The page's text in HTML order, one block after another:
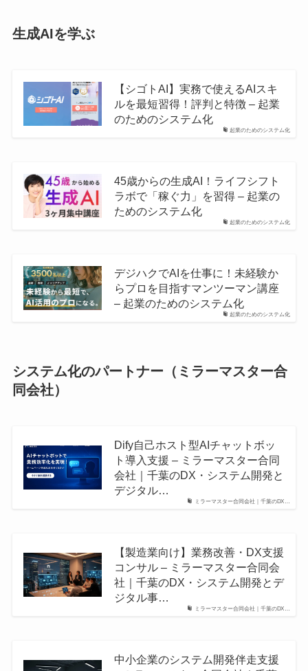
生成AIを学ぶ
起業のためのシステム化
【シゴトAI】実務で使えるAIスキ
ルを最短習得！評判と特徴 – 起業
のためのシステム化
起業のためのシステム化
45歳からの生成AI！ライフシフト
ラボで「稼ぐ力」を習得 – 起業の
ためのシステム化
起業のためのシステム化
デジハクでAIを仕事に！未経験か
らプロを目指すマンツーマン講座
– 起業のためのシステム化
システム化のパートナー（ミラーマスター合
同会社）
ミラーマスター合同会社｜千葉のDX…
Dify自己ホスト型AIチャットボッ
ト導入支援 – ミラーマスター合同
会社｜千葉のDX・システム開発と
デジタル…
ミラーマスター合同会社｜千葉のDX…
【製造業向け】業務改善・DX支援
コンサル – ミラーマスター合同会
社｜千葉のDX・システム開発とデ
ジタル事…
中小企業のシステム開発伴走支援